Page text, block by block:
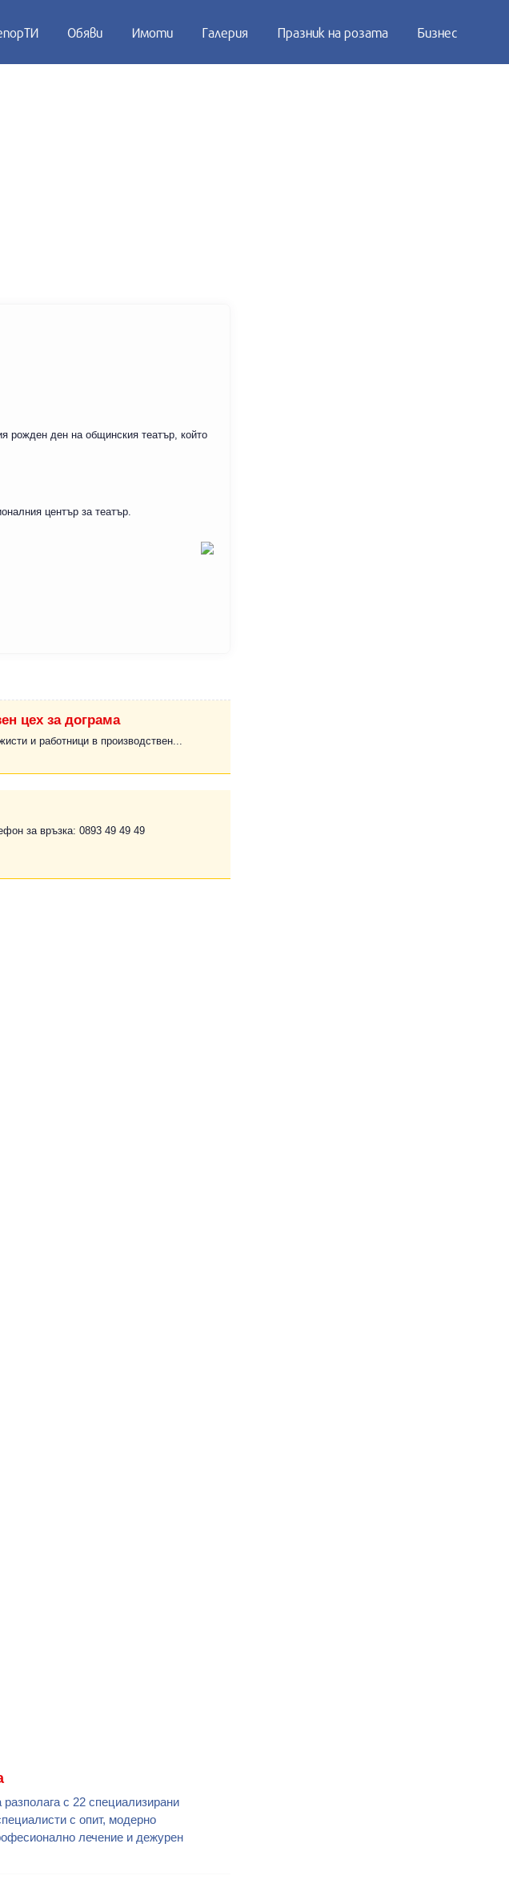
Обяви Имоти Галерия Празник на розата Бизнес
рожден ден на общинския театър, който
център за театър.
цех за дограма
и работници в производствен...
за връзка: 0893 49 49 49
с 22 специализирани
с опит, модерно
лечение и дежурен